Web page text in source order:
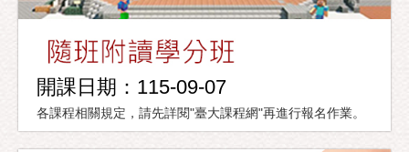
開課日期：115-09-07
各課程相關規定，請先詳閱"臺大課程網"再進行報名作業。